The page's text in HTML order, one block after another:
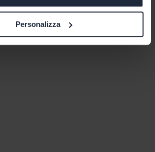
Personalizza